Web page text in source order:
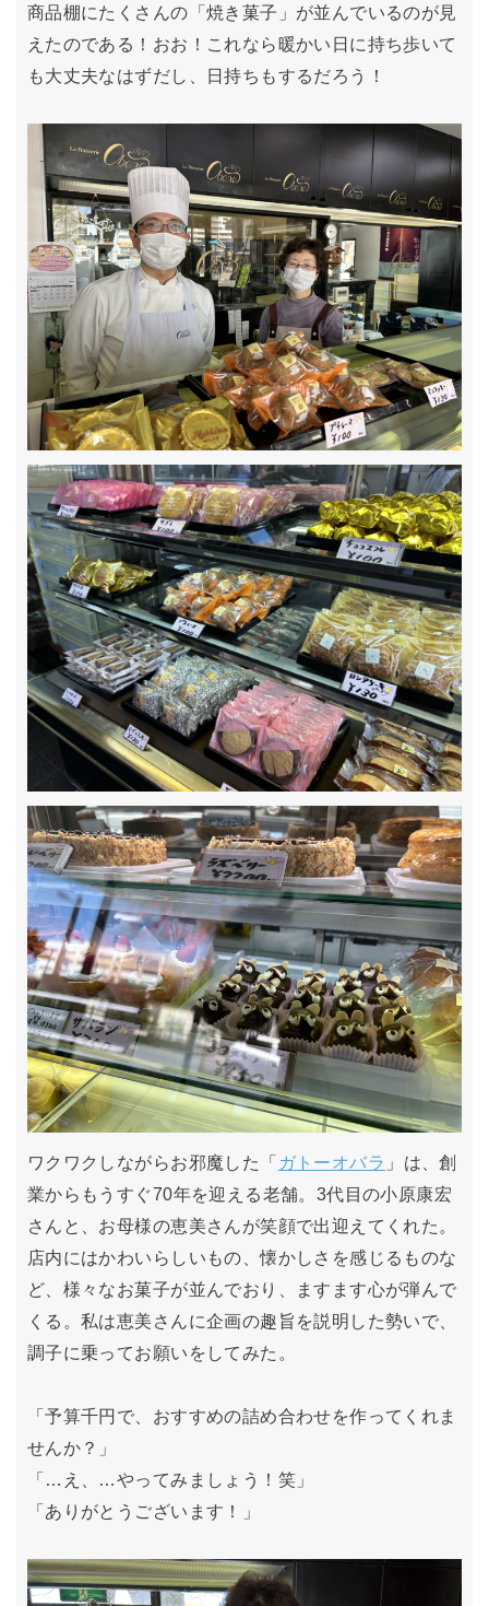
商品棚にたくさんの「焼き菓子」が並んでいるのが見
えたのである！おお！これなら暖かい日に持ち歩いて
も大丈夫なはずだし、日持ちもするだろう！
ワクワクしながらお邪魔した「 ガトーオバラ 」は、創
業からもうすぐ70年を迎える老舗。3代目の小原康宏
さんと、お母様の恵美さんが笑顔で出迎えてくれた。
店内にはかわいらしいもの、懐かしさを感じるものな
ど、様々なお菓子が並んでおり、ますます心が弾んで
くる。私は恵美さんに企画の趣旨を説明した勢いで、
調子に乗ってお願いをしてみた。
「予算千円で、おすすめの詰め合わせを作ってくれま
せんか？」
「…え、…やってみましょう！笑」
「ありがとうございます！」